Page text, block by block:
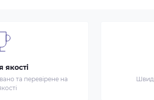
якості
та перевірене на